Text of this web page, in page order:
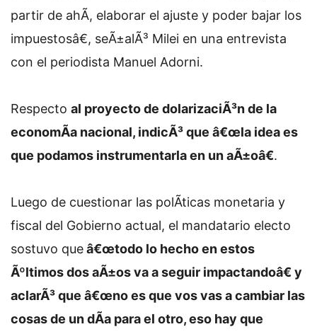
partir de ahÃ­, elaborar el ajuste y poder bajar los
impuestosâ€, seÃ±alÃ³ Milei en una entrevista
con el periodista Manuel Adorni.
Respecto al proyecto de dolarizaciÃ³n de la
economÃ­a nacional, indicÃ³ que â€œla idea es
que podamos instrumentarla en un aÃ±oâ€.
Luego de cuestionar las polÃ­ticas monetaria y
fiscal del Gobierno actual, el mandatario electo
sostuvo queâ€œtodo lo hecho en estos
Ãºltimos dos aÃ±os va a seguir impactandoâ€ y
aclarÃ³ que â€œno es que vos vas a cambiar las
cosas de un dÃ­a para el otro, eso hay que